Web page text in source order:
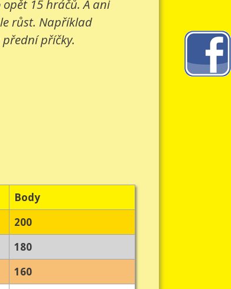
15 hráčů. A ani
růst. Například
příčky.
Body
200
180
160